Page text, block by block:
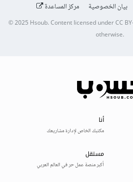
بيان الخصوصية مركز المساعدة
© 2025Hsoub.Content licensed underCC
otherwise.